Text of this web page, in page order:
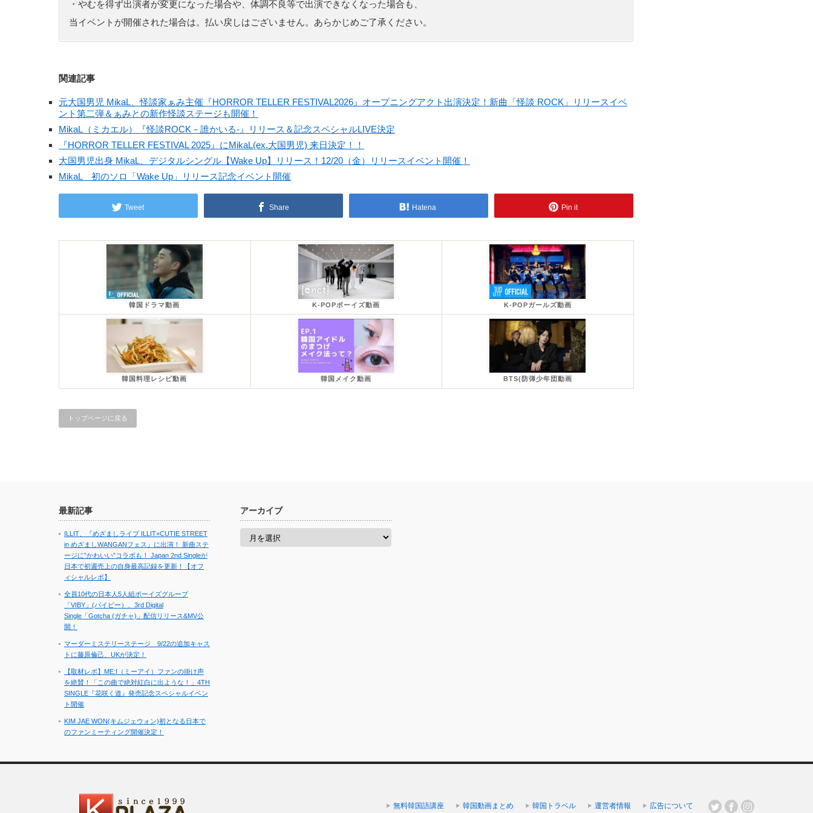
・やむを得ず出演者が変更になった場合や、体調不良等で出演できなくなった場合も、
当イベントが開催された場合は。払い戻しはございません。あらかじめご了承ください。
関連記事
元大国男児 MikaL、怪談家ぁみ主催『HORROR TELLER FESTIVAL2026』オープニングアクト出演決定！新曲「怪談 ROCK」リリースイベ
ント第二弾＆ぁみとの新作怪談ステージも開催！
MikaL（ミカエル）『怪談ROCK－誰かいる-』リリース＆記念スペシャルLIVE決定
『HORROR TELLER FESTIVAL 2025』にMikaL(ex.大国男児) 来日決定！！
大国男児出身 MikaL、デジタルシングル【Wake Up】リリース！12/20（金）リリースイベント開催！
MikaL 初のソロ「Wake Up」リリース記念イベント開催
Tweet Share Hatena Pin it
韓国ドラマ動画 K-POPボーイズ動画 K-POPガールズ動画
韓国料理レシピ動画 韓国メイク動画 BTS(防弾少年団動画
トップページに戻る
最新記事
ILLIT、『めざましライブ ILLIT×CUTIE STREET
in めざましWANGANフェス』に出演！ 新曲ステ
ージに”かわいい”コラボも！ Japan 2nd Singleが
日本で初週売上の自身最高記録を更新！【オフ
ィシャルレポ】
全員10代の日本人5人組ボーイズグループ
「VIBY」(バイビー）、3rd Digital
Single「Gotcha (ガチャ)」配信リリース&MV公
開！
マーダーミステリーステージ 9/22の追加キャス
トに藤原倫己、UKが決定！
【取材レポ】ME:I（ミーアイ）ファンの掛け声
を絶賛！「この曲で絶対紅白に出ような！」4TH
SINGLE『花咲く道』発売記念スペシャルイベン
ト開催
KIM JAE WON(キムジェウォン)初となる日本で
のファンミーティング開催決定！
アーカイブ
ア
無料韓国語講座 韓国動画まとめ 韓国トラベル 運営者情報 広告について